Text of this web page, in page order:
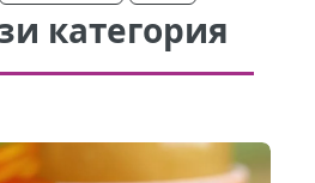
категория